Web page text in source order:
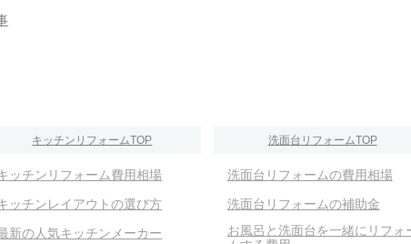
キッチンリフォームTOP
ッチンリフォーム費用相場
ッチンレイアウトの選び方
新の人気キッチンメーカー
洗面台リフォームTOP
洗面台リフォームの費用相場
洗面台リフォームの補助金
お風呂と洗面台を一緒にリフォ